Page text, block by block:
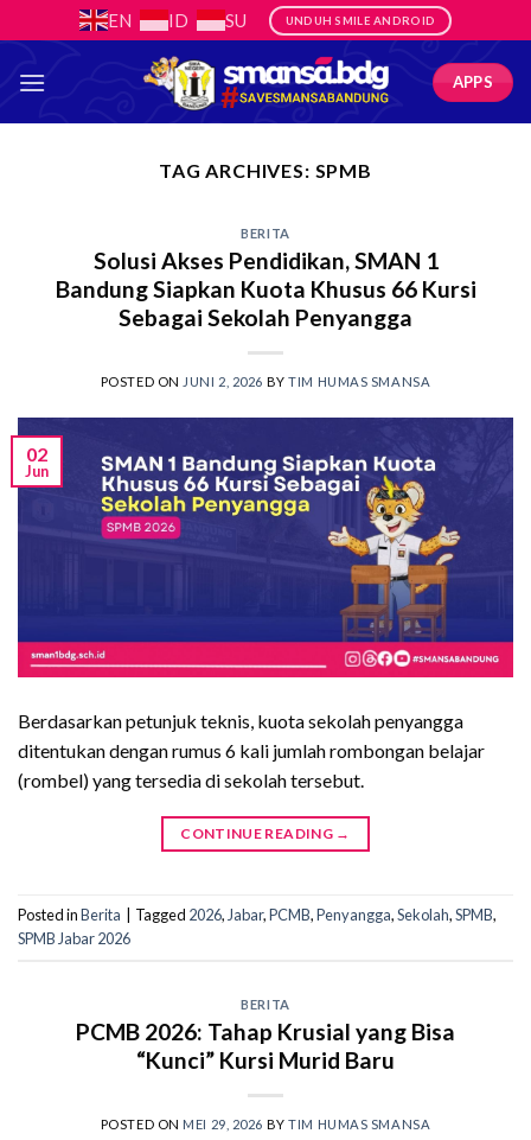
to
content
EN ID SU UNDUH SMILE ANDROID
APPS
TAG ARCHIVES: SPMB
BERITA
Solusi Akses Pendidikan, SMAN 1
Bandung Siapkan Kuota Khusus 66 Kursi
Sebagai Sekolah Penyangga
POSTED ON JUNI 2, 2026 BYTIM HUMAS SMANSA
02
Jun
Berdasarkan petunjuk teknis, kuota sekolah penyangga
ditentukan dengan rumus 6 kali jumlah rombongan belajar
(rombel) yang tersedia di sekolah tersebut.
CONTINUE READING →
Posted inBerita Tagged 2026,Jabar,PCMB,Penyangga,Sekolah,SPMB,
SPMB Jabar 2026
BERITA
PCMB 2026: Tahap Krusial yang Bisa
“Kunci” Kursi Murid Baru
POSTED ON MEI 29, 2026 BYTIM HUMAS SMANSA